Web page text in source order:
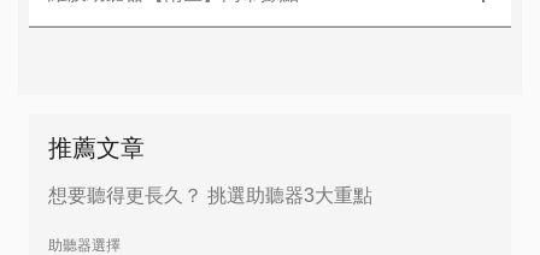
推薦文章
想要聽得更長久？ 挑選助聽器3大重點
助聽器選擇